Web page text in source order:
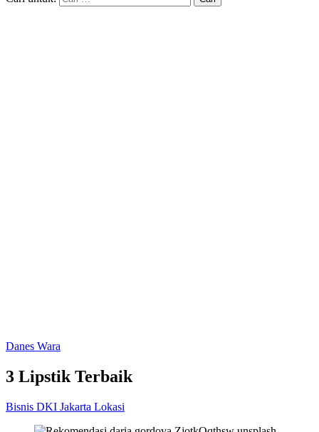
Danes Wara
3 Lipstik Terbaik
Bisnis DKI Jakarta Lokasi